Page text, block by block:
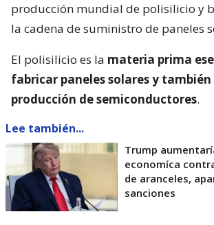
producción mundial de polisilicio y
la cadena de suministro de paneles
El polisilicio es la materia prima
fabricar paneles solares y
producción de semiconductores.
Lee también...
Trump
economíca
de aranceles,
sanciones